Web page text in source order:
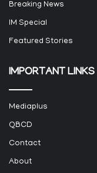
Breaking News
IM Special
Featured Stories
IMPORTANT LINKS
Mediaplus
QBCD
Contact
About